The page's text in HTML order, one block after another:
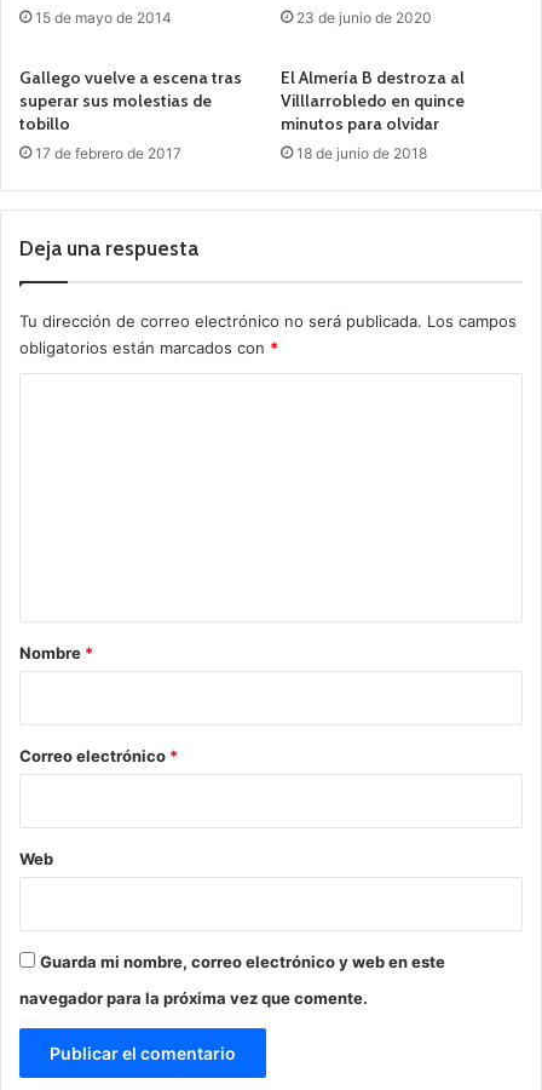
15 de mayo de 2014 23 de junio de 2020
Gallego vuelve a escena tras
superar sus molestias de
tobillo
17 de febrero de 2017
El Almería B destroza al
Villlarrobledo en quince
minutos para olvidar
18 de junio de 2018
Deja una respuesta
Tu dirección de correo electrónico no será publicada. Los campos
obligatorios están marcados con *
r
*
Nombre *
Correo electrónico *
Web
Guarda mi nombre, correo electrónico y web en este
navegador para la próxima vez que comente.